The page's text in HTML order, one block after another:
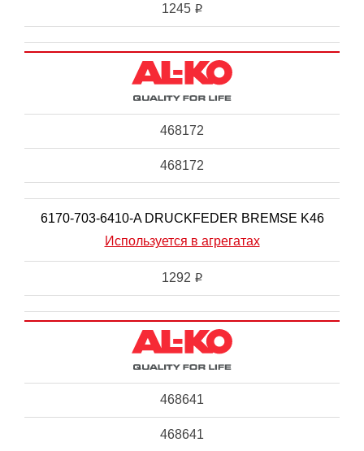
1245 i
468172
468172
6170-703-6410-A DRUCKFEDER BREMSE K46
Используется в агрегатах
1292 i
468641
468641